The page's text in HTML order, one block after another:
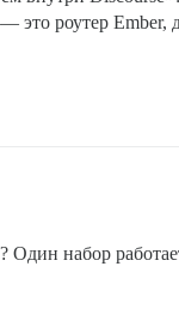
роутер Ember,
набор